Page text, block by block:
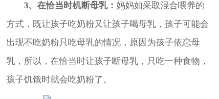
3、在恰当时机断母乳： 妈妈如采取混合喂养的
方式，既让孩子吃奶粉又让孩子喝母乳，孩子可能会
出现不吃奶粉只吃母乳的情况，原因为孩子依恋母
乳，所以，在恰当时让孩子断母乳，只吃一种食物，
孩子饥饿时就会吃奶粉了。